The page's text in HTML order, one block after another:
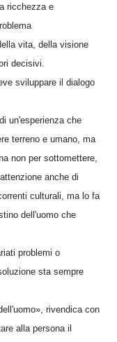
ricchezza e
vita, della visione
decisivi.
sviluppare il dialogo
un'esperienza che
terreno e umano, ma
non per sottomettere,
anche di
culturali, ma lo fa
dell'uomo che
problemi o
sta sempre
rivendica con
alla persona il